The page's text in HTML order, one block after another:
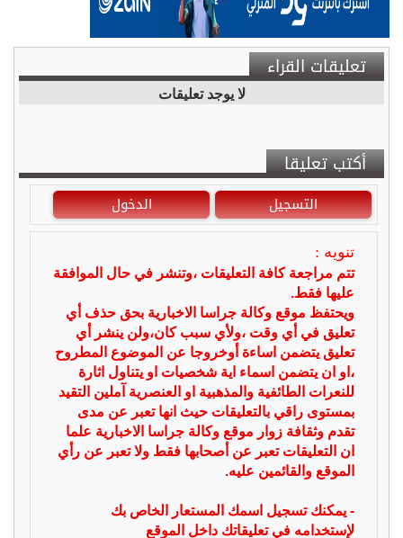
تعليقات القراء
لا يوجد تعليقات
أكتب تعليقا
التسجيل الدخول
تنويه :
تتم مراجعة كافة التعليقات ،وتنشر في حال الموافقة
عليها فقط.
ويحتفظ موقع وكالة جراسا الاخبارية بحق حذف أي
تعليق في أي وقت ،ولأي سبب كان،ولن ينشر أي
تعليق يتضمن اساءة أوخروجا عن الموضوع المطروح
،او ان يتضمن اسماء اية شخصيات او يتناول اثارة
للنعرات الطائفية والمذهبية او العنصرية آملين التقيد
بمستوى راقي بالتعليقات حيث انها تعبر عن مدى
تقدم وثقافة زوار موقع وكالة جراسا الاخبارية علما
ان التعليقات تعبر عن أصحابها فقط ولا تعبر عن رأي
الموقع والقائمين عليه.
- يمكنك تسجيل اسمك المستعار الخاص بك
لإستخدامه في تعليقاتك داخل الموقع